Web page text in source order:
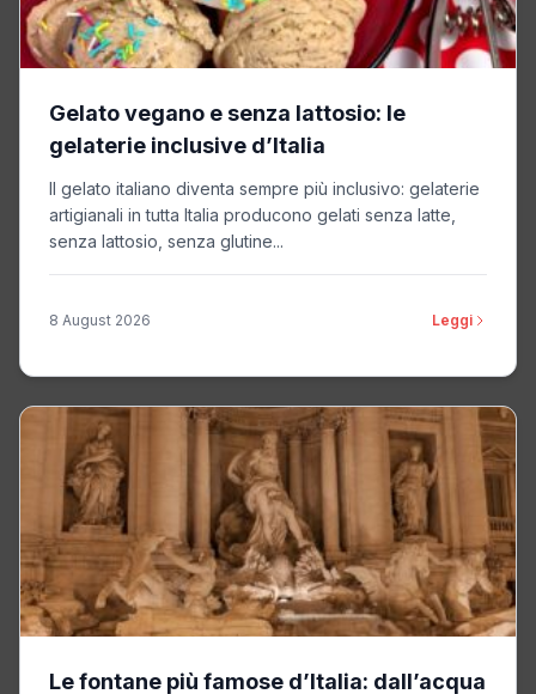
Gelato vegano e senza lattosio: le
gelaterie inclusive d’Italia
Il gelato italiano diventa sempre più inclusivo: gelaterie
artigianali in tutta Italia producono gelati senza latte,
senza lattosio, senza glutine...
8 August 2026 Leggi
Le fontane più famose d’Italia: dall’acqua